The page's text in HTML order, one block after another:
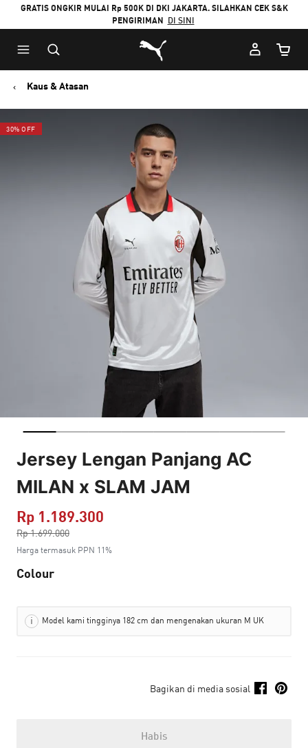
GRATIS ONGKIR MULAI Rp 500K DI DKI JAKARTA. SILAHKAN CEK S&K
PENGIRIMAN DI SINI
Puma Beranda
Kaus & Atasan
30% OFF
Jersey Lengan Panjang AC
MILAN x SLAM JAM
Rp 1.189.300
Rp 1.699.000
ke
Harga termasuk PPN 11%
Colour
Model kami tingginya 182 cm dan mengenakan ukuran M UK
Bagikan di media sosial
Habis